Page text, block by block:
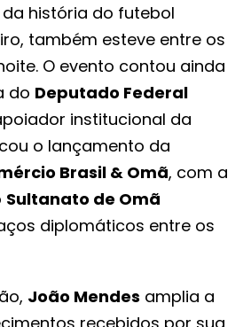
história do futebol
também esteve entre os
O evento contou ainda
do Deputado Federal
institucional da
o lançamento da
Brasil & Omã, com a
Sultanato de Omã
diplomáticos entre os
João Mendes amplia a